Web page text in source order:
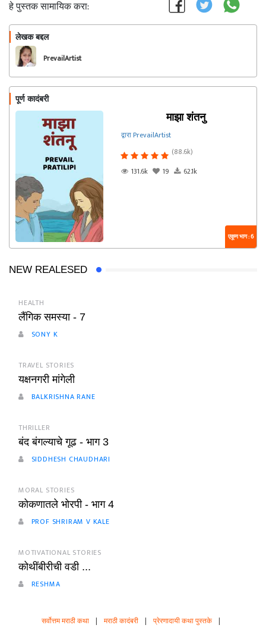
हे पुस्तक सामायिक करा:
लेखक बद्दल
PrevailArtist
पूर्ण कादंबरी
माझा शंतनु
द्वारा PrevailArtist
(88.6k)
131.6k
19 62.1k
एकूण भाग : 6
NEW REALESED
HEALTH
लैंगिक समस्या - 7
SONY K
TRAVEL STORIES
यक्षनगरी मांगेली
BALKRISHNA RANE
THRILLER
बंद बंगल्याचे गूढ - भाग 3
SIDDHESH CHAUDHARI
MORAL STORIES
कोकणातले भोरपी - भाग 4
PROF SHRIRAM V KALE
MOTIVATIONAL STORIES
कोथींबीरीची वडी ...
RESHMA
सर्वोत्तम मराठी कथा | मराठी कादंबरी | प्रेरणादायी कथा पुस्तके |